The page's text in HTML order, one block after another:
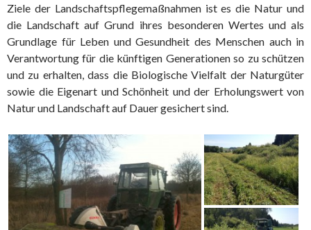
Ziele der Landschaftspflegemaßnahmen ist es die Natur und
die Landschaft auf Grund ihres besonderen Wertes und als
Grundlage für Leben und Gesundheit des Menschen auch in
Verantwortung für die künftigen Generationen so zu schützen
und zu erhalten, dass die Biologische Vielfalt der Naturgüter
sowie die Eigenart und Schönheit und der Erholungswert von
Natur und Landschaft auf Dauer gesichert sind.